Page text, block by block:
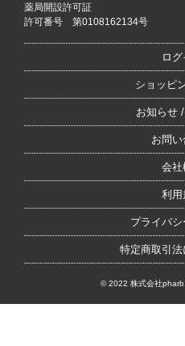
薬局開設許可証
許可番号 第0108162134号
ロ
ショッピ
お知らせ
お問
会社
利用
プライバ
特定商取引
© 2022 株式会社pharb